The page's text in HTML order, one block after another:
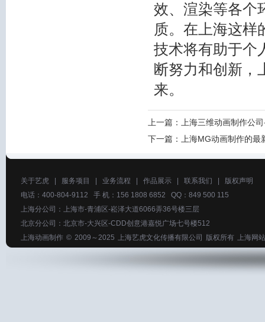
效、渲染等各个
质。在上海这样
技术将有助于个
断努力和创新，
来。
上一篇：
上海三维动画制作公
下一篇：
上海MG动画制作的最
关于艺虎 服务项目 业务流程 作品展示 联系我们
版权声明
电话：400-804-9112 手 机：156 1808 6852 QQ：849 500 115
上海分公司：上海市-青浦区-崧泽大道6066弄36号楼三层
北京分公司：北京市-大兴区-CDD创意港嘉悦广场七号楼512
上海动画制作 © 2009～2025 上海艺虎文化传播有限公司 版权所有 上海网